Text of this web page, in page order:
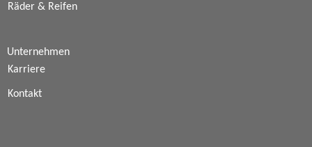
Räder & Reifen
Unternehmen
Karriere
Kontakt